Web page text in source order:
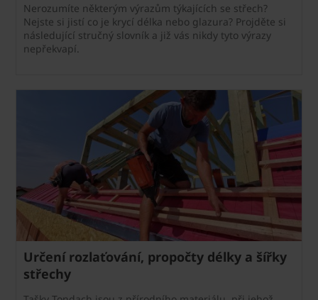
Nerozumíte některým výrazům týkajících se střech?
Nejste si jistí co je krycí délka nebo glazura? Projděte si
následující stručný slovník a již vás nikdy tyto výrazy
nepřekvapí.
Určení rozlaťování, propočty délky a šířky
střechy